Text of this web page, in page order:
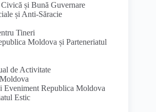
și Bună Guvernare
și Anti-Săracie
Tineri
Moldova și Parteneriatul
de Activitate
Eveniment Republica Moldova
Estic